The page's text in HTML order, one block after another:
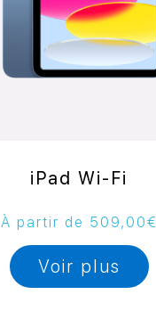
iPad Wi-Fi
À partir de 509,00€
Voir plus